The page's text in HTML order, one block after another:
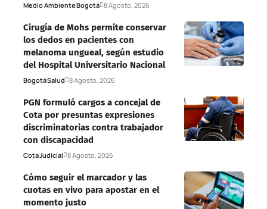
Medio AmbienteBogotá 8 Agosto, 2026
Cirugía de Mohs permite conservar
los dedos en pacientes con
melanoma ungueal, según estudio
del Hospital Universitario Nacional
BogotáSalud 8 Agosto, 2026
PGN formuló cargos a concejal de
Cota por presuntas expresiones
discriminatorias contra trabajador
con discapacidad
CotaJudicial 8 Agosto, 2026
Cómo seguir el marcador y las
cuotas en vivo para apostar en el
momento justo